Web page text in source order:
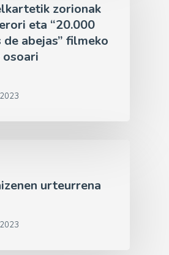
zorionak
eta “20.000
de abejas” filmeko
urteurrena